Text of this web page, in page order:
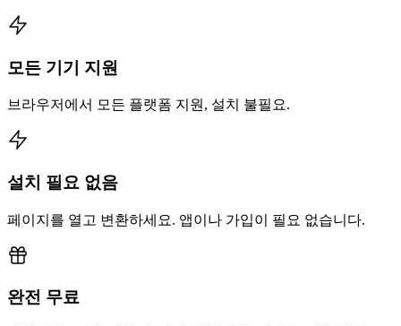
모든 기기 지원
브라우저에서 모든 플랫폼 지원, 설치 불필요.
설치 필요 없음
페이지를 열고 변환하세요. 앱이나 가입이 필요 없습니다.
완전 무료